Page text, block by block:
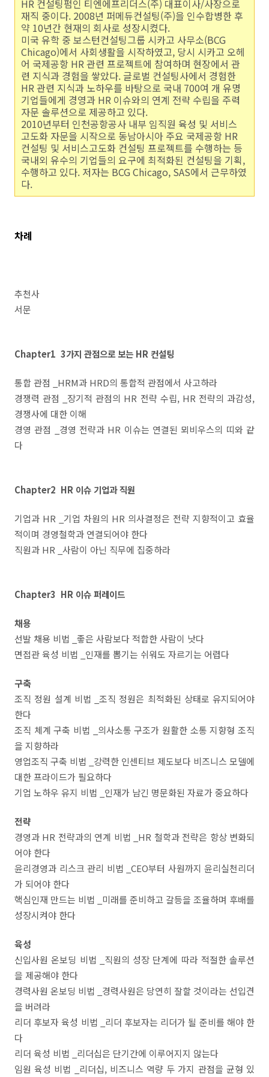
HR 컨설팅펌인 티엔에프리더스(주) 대표이사/사장으로
재직 중이다. 2008년 퍼메듀컨설팅(주)을 인수합병한 후
약 10년간 현재의 회사로 성장시켰다.
미국 유학 중 보스턴컨설팅그룹 시카고 사무소(BCG
Chicago)에서 사회생활을 시작하였고, 당시 시카고 오헤
어 국제공항 HR 관련 프로젝트에 참여하며 현장에서 관
련 지식과 경험을 쌓았다. 글로벌 컨설팅사에서 경험한
HR 관련 지식과 노하우를 바탕으로 국내 700여 개 유명
기업들에게 경영과 HR 이슈와의 연계 전략 수립을 주력
자문 솔루션으로 제공하고 있다.
2010년부터 인천공항공사 내부 임직원 육성 및 서비스
고도화 자문을 시작으로 동남아시아 주요 국제공항 HR
컨설팅 및 서비스고도화 컨설팅 프로젝트를 수행하는 등
국내외 유수의 기업들의 요구에 최적화된 컨설팅을 기획,
수행하고 있다. 저자는 BCG Chicago, SAS에서 근무하였
다.
차례
추천사
서문
Chapter1 3가지 관점으로 보는 HR 컨설팅
통합 관점 _HRM과 HRD의 통합적 관점에서 사고하라
경쟁력 관점 _장기적 관점의 HR 전략 수립, HR 전략의 과감성,
경쟁사에 대한 이해
경영 관점 _경영 전략과 HR 이슈는 연결된 뫼비우스의 띠와 같
다
Chapter2 HR 이슈 기업과 직원
기업과 HR _기업 차원의 HR 의사결정은 전략 지향적이고 효율
적이며 경영철학과 연결되어야 한다
직원과 HR _사람이 아닌 직무에 집중하라
Chapter3 HR 이슈 퍼레이드
채용
선발 채용 비법 _좋은 사람보다 적합한 사람이 낫다
면접관 육성 비법 _인재를 뽑기는 쉬워도 자르기는 어렵다
구축
조직 정원 설계 비법 _조직 정원은 최적화된 상태로 유지되어야
한다
조직 체계 구축 비법 _의사소통 구조가 원활한 소통 지향형 조직
을 지향하라
영업조직 구축 비법 _강력한 인센티브 제도보다 비즈니스 모델에
대한 프라이드가 필요하다
기업 노하우 유지 비법 _인재가 남긴 명문화된 자료가 중요하다
전략
경영과 HR 전략과의 연계 비법 _HR 철학과 전략은 항상 변화되
어야 한다
윤리경영과 리스크 관리 비법 _CEO부터 사원까지 윤리실천리더
가 되어야 한다
핵심인재 만드는 비법 _미래를 준비하고 갈등을 조율하며 후배를
성장시켜야 한다
육성
신입사원 온보딩 비법 _직원의 성장 단계에 따라 적절한 솔루션
을 제공해야 한다
경력사원 온보딩 비법 _경력사원은 당연히 잘할 것이라는 선입견
을 버려라
리더 후보자 육성 비법 _리더 후보자는 리더가 될 준비를 해야 한
다
리더 육성 비법 _리더십은 단기간에 이루어지지 않는다
임원 육성 비법 _리더십, 비즈니스 역량 두 가지 관점을 균형 있